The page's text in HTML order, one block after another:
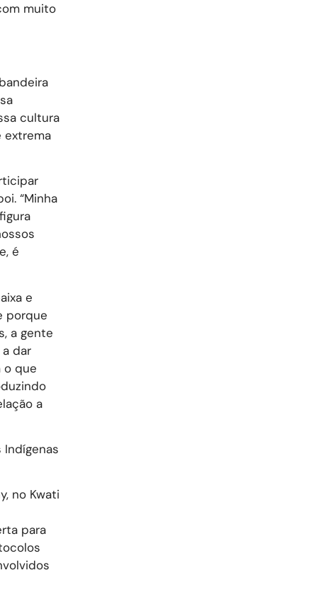
muito
cultura
extrema
“Minha
é
e
porque
a gente
dar
o que
a
Indígenas
no Kwati
para